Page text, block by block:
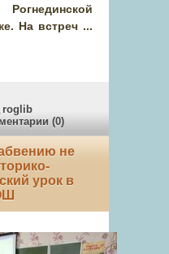
На встреч ...
roglib
(0)
не
урок в